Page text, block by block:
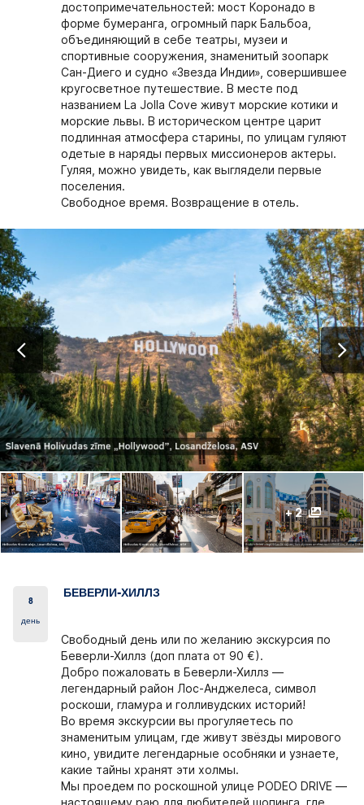
достопримечательностей: мост Коронадо в
форме бумеранга, огромный парк Бальбоа,
объединяющий в себе театры, музеи и
спортивные сооружения, знаменитый зоопарк
Сан-Диего и судно «Звезда Индии», совершившее
кругосветное путешествие. В месте под
названием La Jolla Cove живут морские котики и
морские львы. В историческом центре царит
подлинная атмосфера старины, по улицам гуляют
одетые в наряды первых миссионеров актеры.
Гуляя, можно увидеть, как выглядели первые
поселения.
Свободное время. Возвращение в отель.
+ 2
8
день
БЕВЕРЛИ-ХИЛЛЗ
Свободный день или по желанию экскурсия по
Беверли-Хиллз (доп плата от 90 €).
Добро пожаловать в Беверли-Хиллз —
легендарный район Лос-Анджелеса, символ
роскоши, гламура и голливудских историй!
Во время экскурсии вы прогуляетесь по
знаменитым улицам, где живут звёзды мирового
кино, увидите легендарные особняки и узнаете,
какие тайны хранят эти холмы.
Мы проедем по роскошной улице РODEO DRIVE —